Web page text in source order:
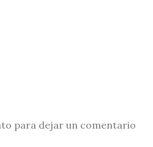
para dejar un comentario